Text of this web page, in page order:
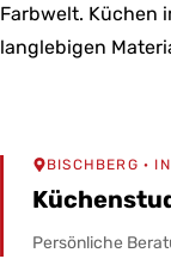
Farbwelt. Küchen
langlebigen
BISCHBERG ·
Persönliche